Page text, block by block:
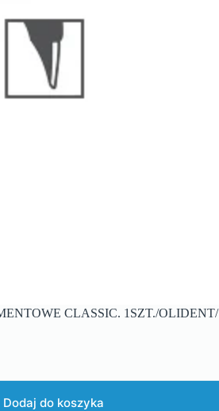
CLASSIC. 1SZT./OLIDENT/
Dodaj do koszyka